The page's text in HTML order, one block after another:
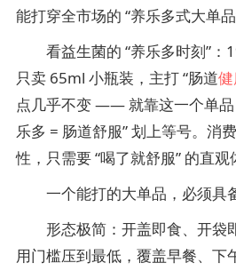
能打穿全市场的 “养乐多式大单品
看益生菌的 “养乐多时刻”：
只卖 65ml 小瓶装，主打 “肠道
点几乎不变 —— 就靠这一个单品
乐多 = 肠道舒服” 划上等号。消
性，只需要 “喝了就舒服” 的直观
一个能打的大单品，必须具
形态极简：开盖即食、开袋
用门槛压到最低，覆盖早餐、下